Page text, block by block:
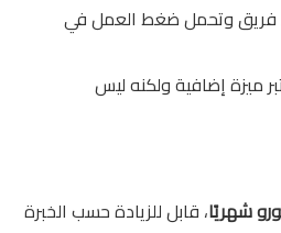
فريق وتحمل ضغط العمل في
ميزة إضافية ولكنه ليس
، قابل للزيادة حسب الخبرة